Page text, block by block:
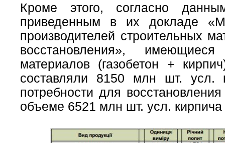
Кроме этого, согласно
приведенным в их докладе
производителей строительных
восстановления»,
материалов (газобетон +
составляли 8150 млн шт. усл.
потребности для
объеме 6521 млн шт. усл. кирпича